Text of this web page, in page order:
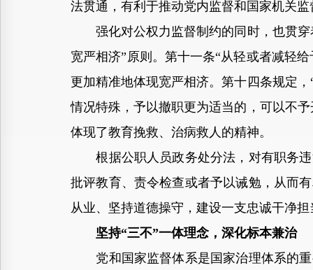
法贯通，有利于推动党内监督和国家机关
强化对公权力监督制约的同时，也贯穿
宽严相济”原则。第十一条“从轻或者减轻
更加精准地体现宽严相济。第十四条规定
情况特殊，予以撤职更为适当的，可以不
体现了教育挽救、治病救人的精神。
根据公职人员政务处分法，对有职务违
批评教育、责令检查或者予以诫勉，从而
从业、坚持道德操守，建设一支忠诚干净
坚持“三不”一体理念，深化标本兼治
党和国家监督体系是国家治理体系的重